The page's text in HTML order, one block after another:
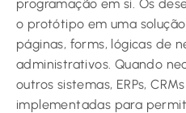
programação em si. Os
o protótipo em uma
páginas, forms, lógicas de
administrativos. Quando
outros sistemas, ERPs,
implementadas para